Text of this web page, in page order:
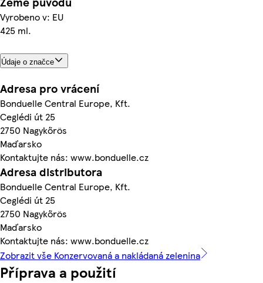
Vyrobeno v: EU
425 ml.
Údaje o značce
Adresa pro vrácení
Bonduelle Central Europe, Kft.
Ceglédi út 25
2750 Nagykőrös
Maďarsko
Kontaktujte nás: www.bonduelle.cz
Adresa distributora
Bonduelle Central Europe, Kft.
Ceglédi út 25
2750 Nagykőrös
Maďarsko
Kontaktujte nás: www.bonduelle.cz
Zobrazit vše Konzervovaná a nakládaná zelenina
Příprava a použití